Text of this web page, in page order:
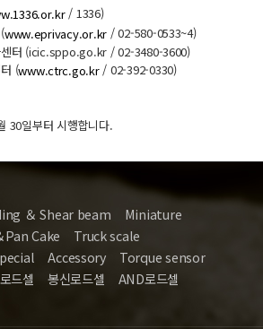
/ 1336)
www.eprivacy.or.kr / 02-580-0533~4)
센터 (icic.sppo.go.kr / 02-3480-3600)
(www.ctrc.go.kr/ 02-392-0330)
30일부터 시행합니다.
＆ Shear beam
Miniature
Cake
Truck scale
Accessory
Torque sensor
드셀 봉신로드셀
AND로드셀